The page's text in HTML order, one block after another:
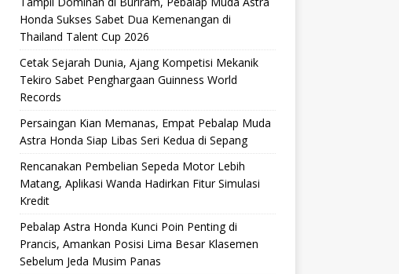
Honda Sukses Sabet Dua Kemenangan di
Thailand Talent Cup 2026
Cetak Sejarah Dunia, Ajang Kompetisi Mekanik
Tekiro Sabet Penghargaan Guinness World
Records
Persaingan Kian Memanas, Empat Pebalap Muda
Astra Honda Siap Libas Seri Kedua di Sepang
Rencanakan Pembelian Sepeda Motor Lebih
Matang, Aplikasi Wanda Hadirkan Fitur Simulasi
Kredit
Pebalap Astra Honda Kunci Poin Penting di
Prancis, Amankan Posisi Lima Besar Klasemen
Sebelum Jeda Musim Panas